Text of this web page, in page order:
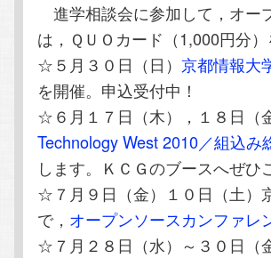
進学相談会に参加して，オー
は，ＱＵＯカード（1,000円分）
☆５月３０日（日）京都情報大
を開催。申込受付中！
☆６月１７日（木），１８日（
Technology West 2010／組込み
します。ＫＣＧのブースへぜひ
☆７月９日（金）１０日（土）
で， オープンソースカンファレ
☆７月２８日（水）～３０日（